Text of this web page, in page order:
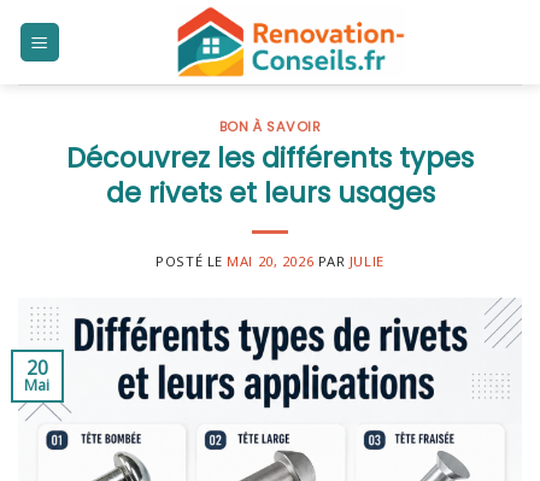
BON À SAVOIR
Découvrez les différents types
de rivets et leurs usages
POSTÉ LE MAI 20, 2026 PAR JULIE
20
Mai